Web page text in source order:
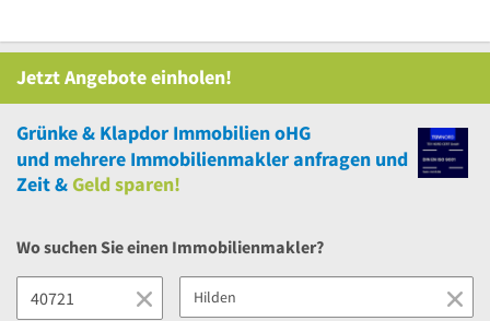
Jetzt Angebote einholen!
Grünke & Klapdor Immobilien oHG
und mehrere Immobilienmakler anfragen und
Zeit &Geld sparen!
Wo suchen Sie einen Immobilienmakler?